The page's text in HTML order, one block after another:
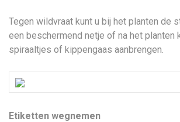
Tegen wildvraat kunt u bij het planten de
een beschermend netje of na het planten
spiraaltjes of kippengaas aanbrengen.
Etiketten wegnemen